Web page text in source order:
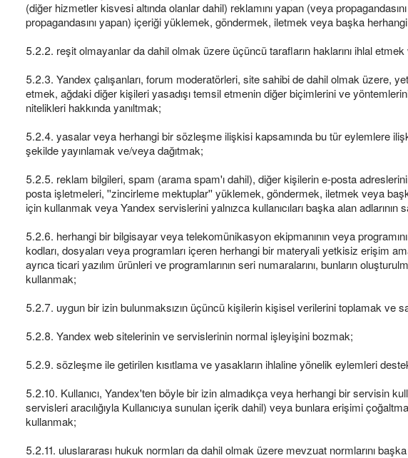
(diğer hizmetler kisvesi altında olanlar dahil) reklamını yapan (veya
propagandasını yapan) içeriği yüklemek, göndermek, iletmek veya başka
5.2.2. reşit olmayanlar da dahil olmak üzere üçüncü tarafların haklarını ihlal
5.2.3. Yandex çalışanları, forum moderatörleri, site sahibi de dahil olmak
etmek, ağdaki diğer kişileri yasadışı temsil etmenin diğer biçimlerini ve
nitelikleri hakkında yanıltmak;
5.2.4. yasalar veya herhangi bir sözleşme ilişkisi kapsamında bu tür eylemlere
şekilde yayınlamak ve/veya dağıtmak;
5.2.5. reklam bilgileri, spam (arama spam'ı dahil), diğer kişilerin e-posta
posta işletmeleri, ''zincirleme mektuplar'' yüklemek, göndermek, iletmek veya
için kullanmak veya Yandex servislerini yalnızca kullanıcıları başka alan
5.2.6. herhangi bir bilgisayar veya telekomünikasyon ekipmanının veya
kodları, dosyaları veya programları içeren herhangi bir materyali yetkisiz erişim
ayrıca ticari yazılım ürünleri ve programlarının seri numaralarını, bunların
kullanmak;
5.2.7. uygun bir izin bulunmaksızın üçüncü kişilerin kişisel verilerini toplamak ve
5.2.8. Yandex web sitelerinin ve servislerinin normal işleyişini bozmak;
5.2.9. sözleşme ile getirilen kısıtlama ve yasakların ihlaline yönelik eylemleri
5.2.10. Kullanıcı, Yandex'ten böyle bir izin almadıkça veya herhangi bir servisin
servisleri aracılığıyla Kullanıcıya sunulan içerik dahil) veya bunlara erişimi
kullanmak;
5.2.11. uluslararası hukuk normları da dahil olmak üzere mevzuat normlarını